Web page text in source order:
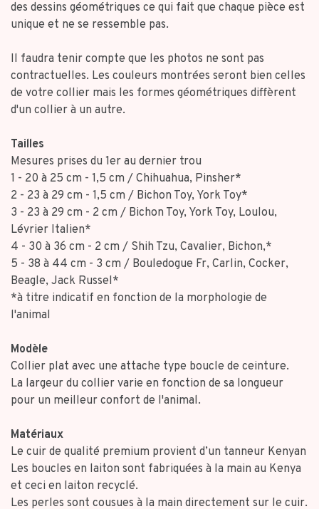
des dessins géométriques ce qui fait que chaque pièce est
unique et ne se ressemble pas.
Il faudra tenir compte que les photos ne sont pas
contractuelles. Les couleurs montrées seront bien celles
de votre collier mais les formes géométriques diffèrent
d'un collier à un autre.
Tailles
Mesures prises du 1er au dernier trou
1 - 20 à 25 cm - 1,5 cm / Chihuahua, Pinsher*
2 - 23 à 29 cm - 1,5 cm / Bichon Toy, York Toy*
3 - 23 à 29 cm - 2 cm / Bichon Toy, York Toy, Loulou,
Lévrier Italien*
4 - 30 à 36 cm - 2 cm / Shih Tzu, Cavalier, Bichon,*
5 - 38 à 44 cm - 3 cm / Bouledogue Fr, Carlin, Cocker,
Beagle, Jack Russel*
*à titre indicatif en fonction de la morphologie de
l'animal
Modèle
Collier plat avec une attache type boucle de ceinture.
La largeur du collier varie en fonction de sa longueur
pour un meilleur confort de l'animal.
Matériaux
Le cuir de qualité premium provient d’un tanneur Kenyan
Les boucles en laiton sont fabriquées à la main au Kenya
et ceci en laiton recyclé.
Les perles sont cousues à la main directement sur le cuir.